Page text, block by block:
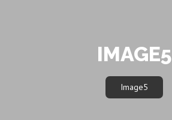
IMAGE5
Image5